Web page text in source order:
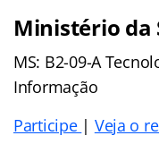
Ministério da
MS: B2-09-A
Informação
Participe | Veja o